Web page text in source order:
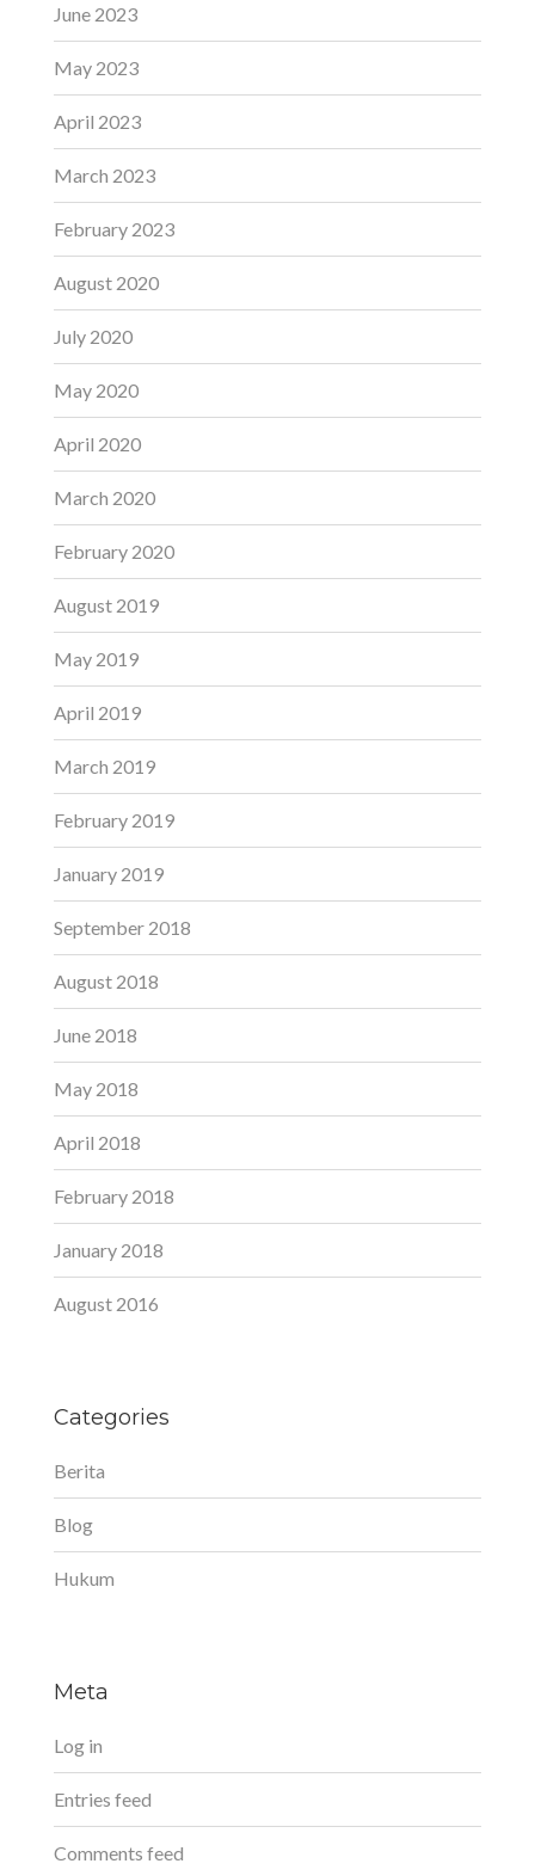
June 2023
May 2023
April 2023
March 2023
February 2023
August 2020
July 2020
May 2020
April 2020
March 2020
February 2020
August 2019
May 2019
April 2019
March 2019
February 2019
January 2019
September 2018
August 2018
June 2018
May 2018
April 2018
February 2018
January 2018
August 2016
Categories
Berita
Blog
Hukum
Meta
Log in
Entries feed
Comments feed